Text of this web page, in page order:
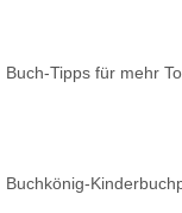
Buch-Tipps für mehr
Buchkönig-